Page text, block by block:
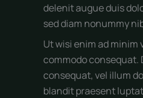
delenit augue duis
sed diam nonummy
Ut wisi enim ad
commodo consequat.
consequat, vel illum
blandit praesent